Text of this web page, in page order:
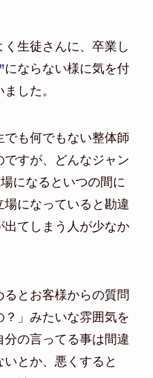
生徒さんに、卒業し
にならない様に気を付
した。
も何でもない整体師
すが、どんなジャン
になるといつの間に
になっていると勘違
てしまう人が少なか
とお客様からの質問
」みたいな雰囲気を
の言ってる事は間違
とか、悪くすると